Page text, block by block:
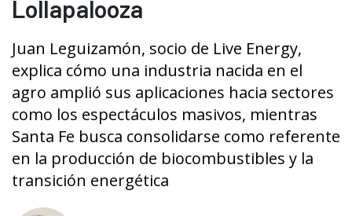
Lollapalooza
Juan Leguizamón, socio de Live Energy,
explica cómo una industria nacida en el
agro amplió sus aplicaciones hacia sectores
como los espectáculos masivos, mientras
Santa Fe busca consolidarse como referente
en la producción de biocombustibles y la
transición energética